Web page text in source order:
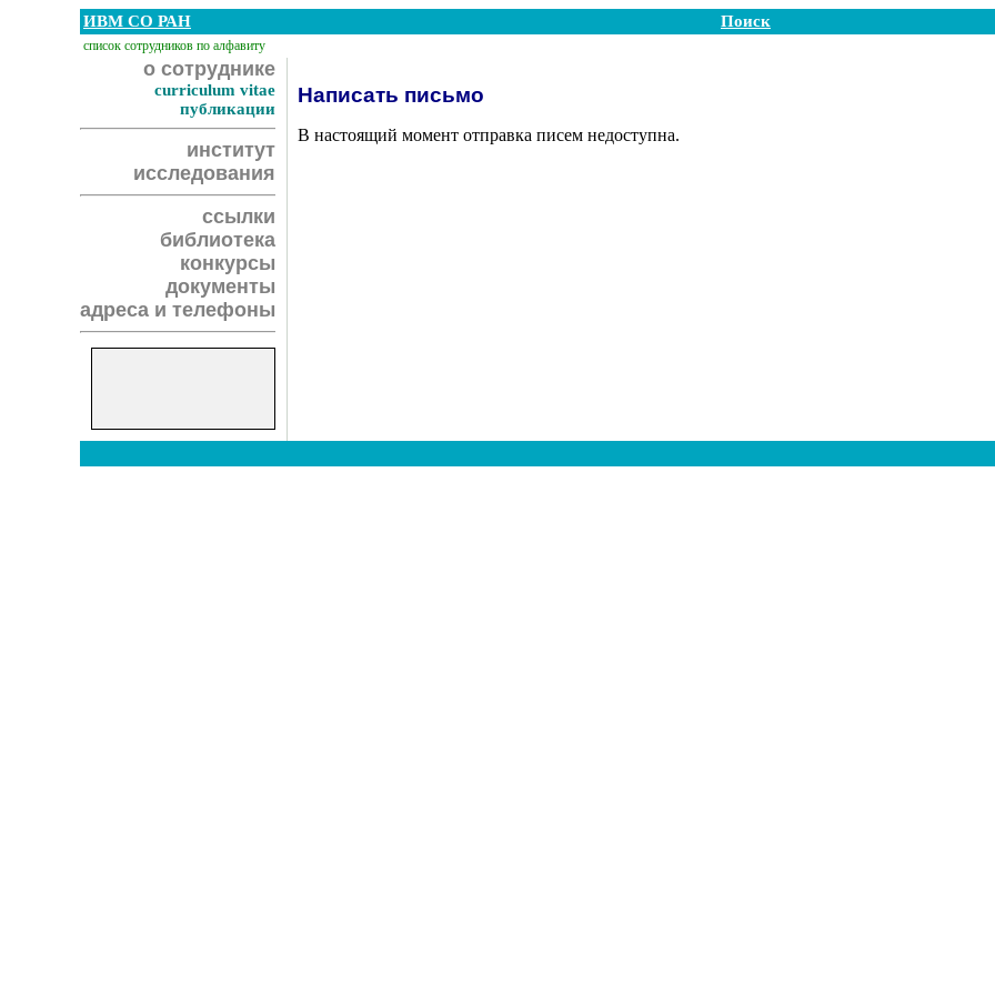
ИВМ СО РАН Поиск
список сотрудников по алфавиту
о сотруднике
curriculum vitae
публикации
институт
исследования
ссылки
библиотека
конкурсы
документы
адреса и телефоны
Написать письмо
В настоящий момент отправка писем недоступна.